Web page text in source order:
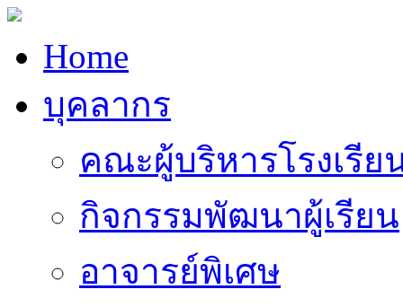
Home
บุคลากร
คณะผู้บริหารโรงเรีย
กิจกรรมพัฒนาผู้เรียน
อาจารย์พิเศษ